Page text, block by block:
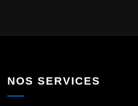
NOS SERVICES